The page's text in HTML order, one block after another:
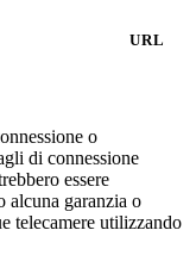
URL
o
di connessione
essere
alcuna garanzia o
telecamere utilizzando